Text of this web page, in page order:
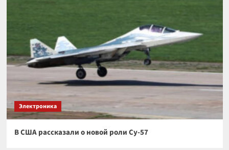
Электроника
В США рассказали о новой роли Су-57